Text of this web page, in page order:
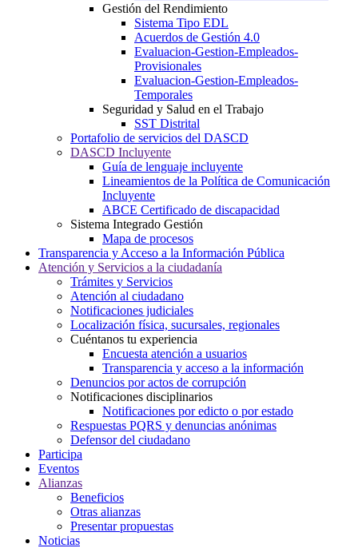
Gestión del Rendimiento
Sistema Tipo EDL
Acuerdos de Gestión 4.0
Evaluacion-Gestion-Empleados-
Provisionales
Evaluacion-Gestion-Empleados-
Temporales
Seguridad y Salud en el Trabajo
SST Distrital
Portafolio de servicios del DASCD
DASCD Incluyente
Guía de lenguaje incluyente
Lineamientos de la Política de Comunicación
Incluyente
ABCE Certificado de discapacidad
Sistema Integrado Gestión
Mapa de procesos
Transparencia y Acceso a la Información Pública
Atención y Servicios a la ciudadanía
Trámites y Servicios
Atención al ciudadano
Notificaciones judiciales
Localización física, sucursales, regionales
Cuéntanos tu experiencia
Encuesta atención a usuarios
Transparencia y acceso a la información
Denuncios por actos de corrupción
Notificaciones disciplinarios
Notificaciones por edicto o por estado
Respuestas PQRS y denuncias anónimas
Defensor del ciudadano
Participa
Eventos
Alianzas
Beneficios
Otras alianzas
Presentar propuestas
Noticias